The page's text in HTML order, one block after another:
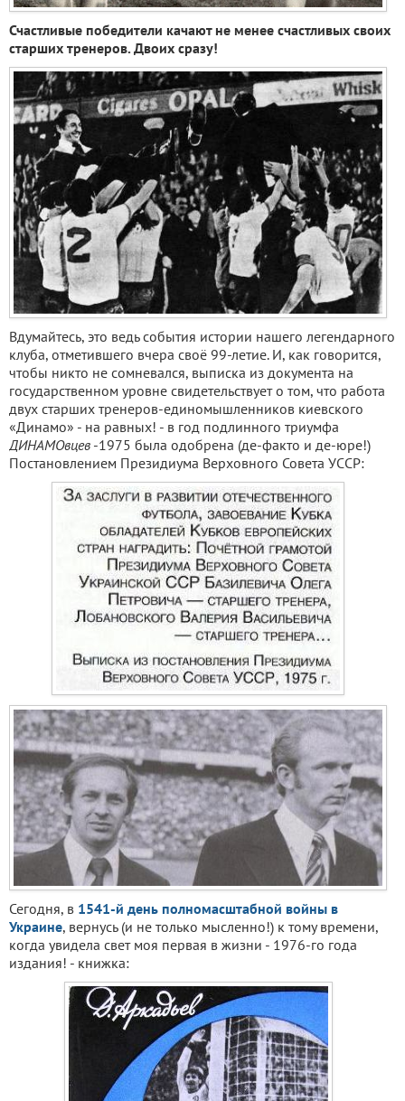
Счастливые победители качают не менее счастливых своих
старших тренеров. Двоих сразу!
Вдумайтесь, это ведь события истории нашего легендарного
клуба, отметившего вчера своё 99-летие. И, как говорится,
чтобы никто не сомневался, выписка из документа на
государственном уровне свидетельствует о том, что работа
двух старших тренеров-единомышленников киевского
«Динамо» - на равных! - в год подлинного триумфа
ДИНАМОвцев -1975 была одобрена (де-факто и де-юре!)
Постановлением Президиума Верховного Совета УССР:
Сегодня, в 1541-й день полномасштабной войны в
Украине, вернусь (и не только мысленно!) к тому времени,
когда увидела свет моя первая в жизни - 1976-го года
издания! - книжка: